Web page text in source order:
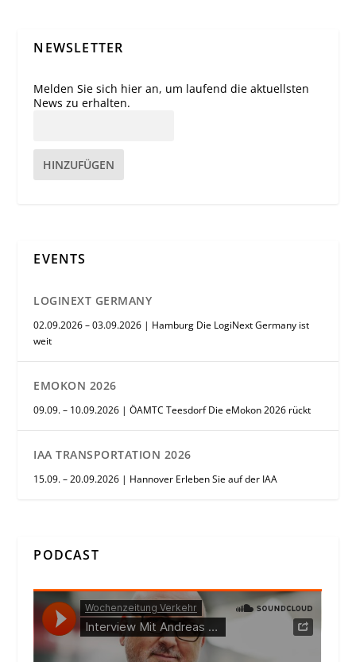
NEWSLETTER
Melden Sie sich hier an, um laufend die aktuellsten
News zu erhalten.
HINZUFÜGEN
EVENTS
LOGINEXT GERMANY
02.09.2026 – 03.09.2026 | Hamburg Die LogiNext Germany ist
weit
EMOKON 2026
09.09. – 10.09.2026 | ÖAMTC Teesdorf Die eMokon 2026 rückt
IAA TRANSPORTATION 2026
15.09. – 20.09.2026 | Hannover Erleben Sie auf der IAA
PODCAST